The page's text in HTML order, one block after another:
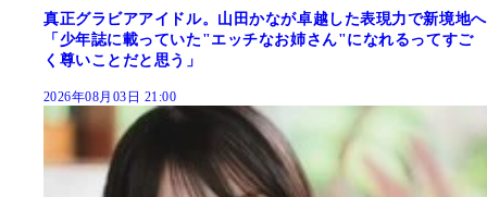
真正グラビアアイドル。山田かなが卓越した表現力で新境地へ
「少年誌に載っていた"エッチなお姉さん"になれるってすご
く尊いことだと思う」
2026年08月03日 21:00